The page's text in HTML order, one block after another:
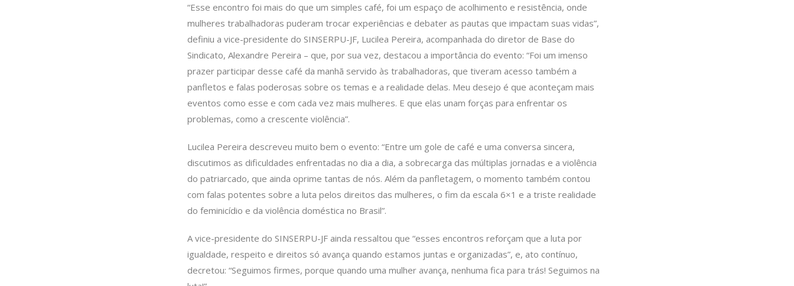
“Esse encontro foi mais do que um simples café, foi um espaço de acolhimento e resistência, onde
mulheres trabalhadoras puderam trocar experiências e debater as pautas que impactam suas vidas”,
definiu a vice-presidente do SINSERPU-JF, Lucilea Pereira, acompanhada do diretor de Base do
Sindicato, Alexandre Pereira – que, por sua vez, destacou a importância do evento: “Foi um imenso
prazer participar desse café da manhã servido às trabalhadoras, que tiveram acesso também a
panfletos e falas poderosas sobre os temas e a realidade delas. Meu desejo é que aconteçam mais
eventos como esse e com cada vez mais mulheres. E que elas unam forças para enfrentar os
problemas, como a crescente violência”.
Lucilea Pereira descreveu muito bem o evento: “Entre um gole de café e uma conversa sincera,
discutimos as dificuldades enfrentadas no dia a dia, a sobrecarga das múltiplas jornadas e a violência
do patriarcado, que ainda oprime tantas de nós. Além da panfletagem, o momento também contou
com falas potentes sobre a luta pelos direitos das mulheres, o fim da escala 6×1 e a triste realidade
do feminicídio e da violência doméstica no Brasil”.
A vice-presidente do SINSERPU-JF ainda ressaltou que “esses encontros reforçam que a luta por
igualdade, respeito e direitos só avança quando estamos juntas e organizadas”, e, ato contínuo,
decretou: “Seguimos firmes, porque quando uma mulher avança, nenhuma fica para trás! Seguimos na